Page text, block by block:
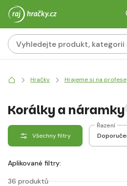
Hračky Hrajeme si na profese
Korálky a náramky
Všechny filtry
Řazení
Aplikované filtry:
36 produktů